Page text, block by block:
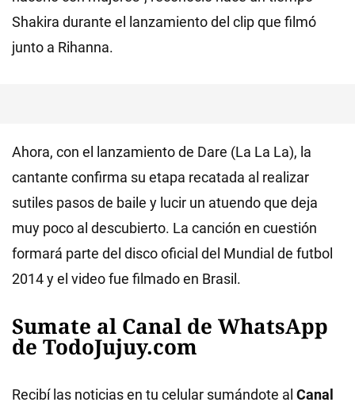
Shakira durante el lanzamiento del clip que filmó
junto a Rihanna.
Ahora, con el lanzamiento de Dare (La La La), la
cantante confirma su etapa recatada al realizar
sutiles pasos de baile y lucir un atuendo que deja
muy poco al descubierto. La canción en cuestión
formará parte del disco oficial del Mundial de futbol
2014 y el video fue filmado en Brasil.
Sumate al Canal de WhatsApp
de TodoJujuy.com
Recibí las noticias en tu celular sumándote al Canal